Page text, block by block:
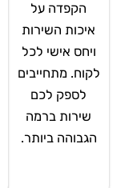
הקפדה על
איכות השירות
ויחס אישי לכל
לקוח. מתחייבים
לספק לכם
שירות ברמה
הגבוהה ביותר.